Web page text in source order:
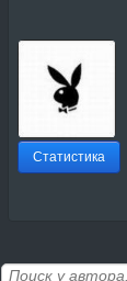
Статистика